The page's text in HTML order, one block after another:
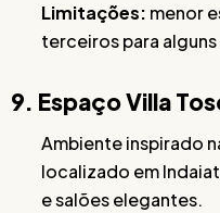
Limitações: menor
terceiros para
9. Espaço Villa
Ambiente inspirado
localizado em
e salões elegantes.